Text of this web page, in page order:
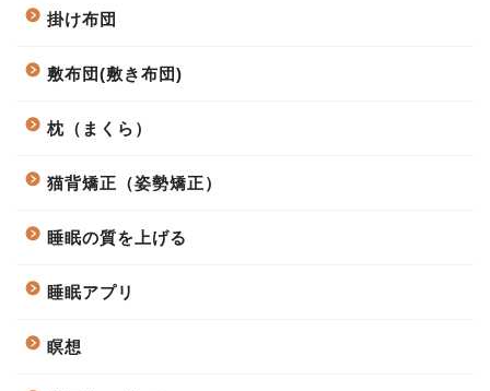
掛け布団
敷布団(敷き布団)
枕（まくら）
猫背矯正（姿勢矯正）
睡眠の質を上げる
睡眠アプリ
瞑想